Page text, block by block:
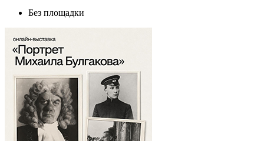
Без площадки